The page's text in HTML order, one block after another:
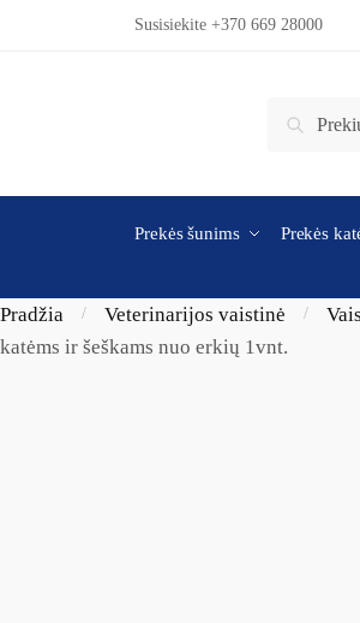
Skip to navigationSusisiekite +370 669 28000
Ieškoti:
Ieškoti
Prekės šunims Prekės
Pradžia / Veterinarijos vaistinė /
katėms ir šeškams nuo erkių 1vnt.